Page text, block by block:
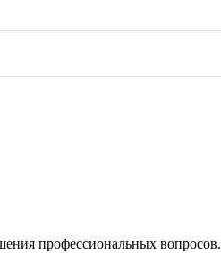
профессиональных вопросов.